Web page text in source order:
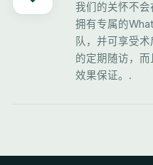
我们的关怀不
拥有专属的
队，并可享受术
的定期随访，
效果保证。.